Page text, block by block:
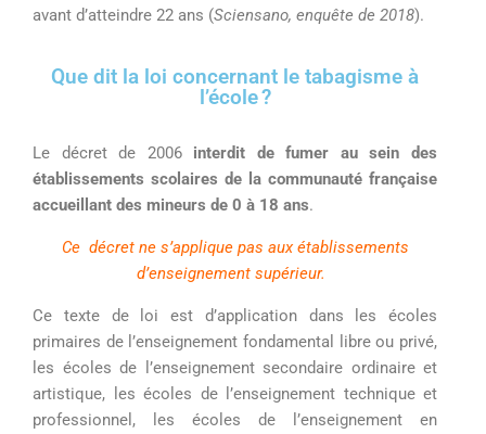
avant d’atteindre 22 ans (Sciensano, enquête de 2018).
Que dit la loi concernant le tabagisme à
l’école ?
Le décretde 2006 interdit de fumer au sein des
établissements scolaires de la communauté française
accueillant des mineurs de 0 à 18 ans.
Ce décret ne s’applique pas aux établissements
d’enseignement supérieur.
Ce texte de loi est d’application dans les écoles
primaires de l’enseignement fondamental libre ou privé,
les écoles de l’enseignement secondaire ordinaire et
artistique, les écoles de l’enseignement technique et
professionnel, les écoles de l’enseignement en